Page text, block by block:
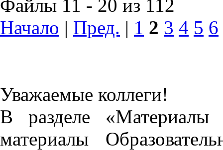
Файлы 11 - 20 из 112
Начало | Пред. | 1 2 3 4 5 6
Уважаемые коллеги!
В разделе «Материалы
материалы